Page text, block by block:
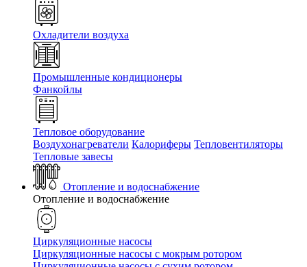
Охладители воздуха
Промышленные кондиционеры
Фанкойлы
Тепловое оборудование
Воздухонагреватели Калориферы Тепловентиляторы
Тепловые завесы
Отопление и водоснабжение
Отопление и водоснабжение
Циркуляционные насосы
Циркуляционные насосы с мокрым ротором